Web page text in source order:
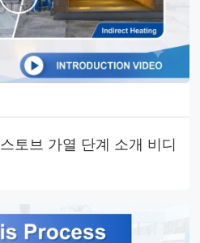
토브 가열 단계 소개 비디